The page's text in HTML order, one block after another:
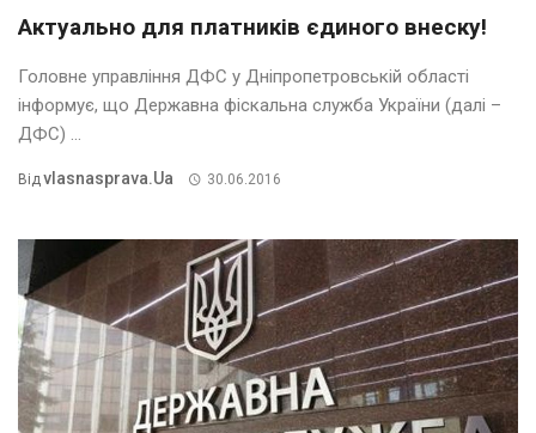
Актуально для платників єдиного внеску!
Головне управління ДФС у Дніпропетровській області
інформує, що Державна фіскальна служба України (далі –
ДФС) ...
ВідVlasnasprava.ua 30.06.2016